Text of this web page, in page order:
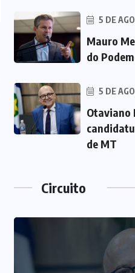
5 DE
Mauro
do
5 DE
Otaviano
de MT
Circuito